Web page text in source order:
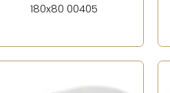
180x80 00405